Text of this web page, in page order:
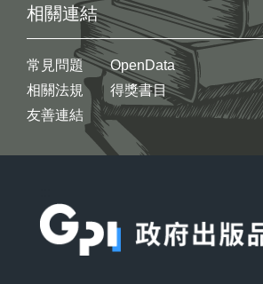
相關連結
常見問題
相關法規
友善連結
OpenData
得獎書目